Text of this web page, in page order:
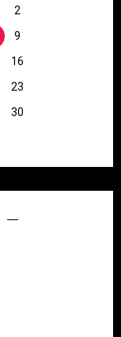
2
9
16
23
30